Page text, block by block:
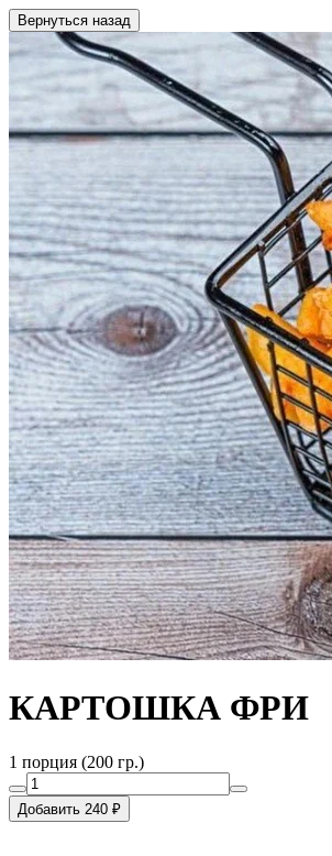
Вернуться назад
КАРТОШКА ФРИ
1 порция (200 гр.)
Добавить 240 ₽